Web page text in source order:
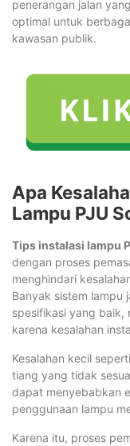
penerangan jalan
optimal untuk
kawasan publik.
Apa
Lampu PJU
Tips instalasi lampu
dengan proses
menghindari
Banyak sistem lampu
spesifikasi yang baik,
karena kesalahan
Kesalahan kecil
tiang yang tidak
dapat menyebabkan
penggunaan lampu
Karena itu, proses